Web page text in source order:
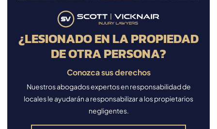
¿LESIONADO EN LA PROPIEDAD
DE OTRA PERSONA?
Conozca sus derechos
Nuestros abogados expertos en responsabilidad de
locales le ayudarán a responsabilizar a los propietarios
negligentes.